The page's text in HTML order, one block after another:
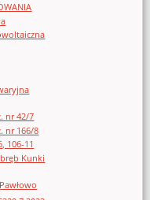
nr 42/7
nr 166/8
106-11
Kunki